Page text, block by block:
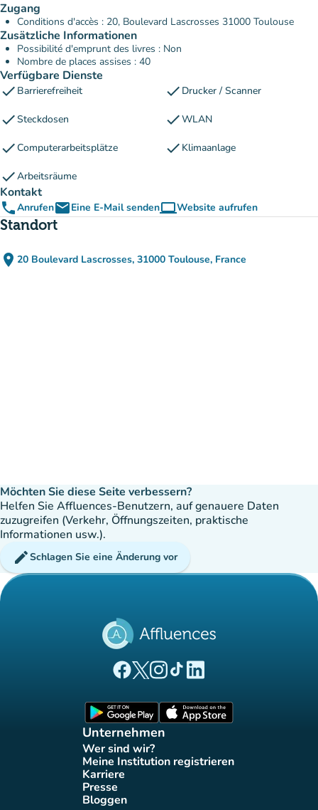
Zugang
Conditions d'accès : 20, Boulevard Lascrosses 31000 Toulouse
Zusätzliche Informationen
Possibilité d'emprunt des livres : Non
Nombre de places assises : 40
Verfügbare Dienste
check Barrierefreiheit check Drucker / Scanner
checkSteckdosen checkWLAN
checkComputerarbeitsplätze check Klimaanlage
checkArbeitsräume
Kontakt
phoneAnrufenemailEine E-Mail sendencomputerWebsite aufrufen
(new tab)
Standort
place 20 Boulevard Lascrosses, 31000 Toulouse, France
(in Google Maps öffnen)
(new tab)
Möchten Sie diese Seite verbessern?
Helfen Sie Affluences-Benutzern, auf genauere Daten
zuzugreifen (Verkehr, Öffnungszeiten, praktische
Informationen usw.).
editSchlagen Sie eine Änderung vor
(new tab)
(new tab)
(new tab)(new tab)
(new tab)
Unternehmen
Wer sind wir?
(new tab)
Meine Institution registrieren
(new tab)
Karriere(new tab)
Presse(new tab)
Bloggen
(new tab)